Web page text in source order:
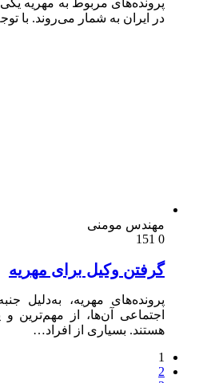
مربوط به مهریه یکی از
ایران به شمار می‌روند. با توجه به
مومنی
وکیل برای مهریه
مهریه، به‌دلیل جنبه‌های
آن‌ها، از مهم‌ترین و
بسیاری از افراد…